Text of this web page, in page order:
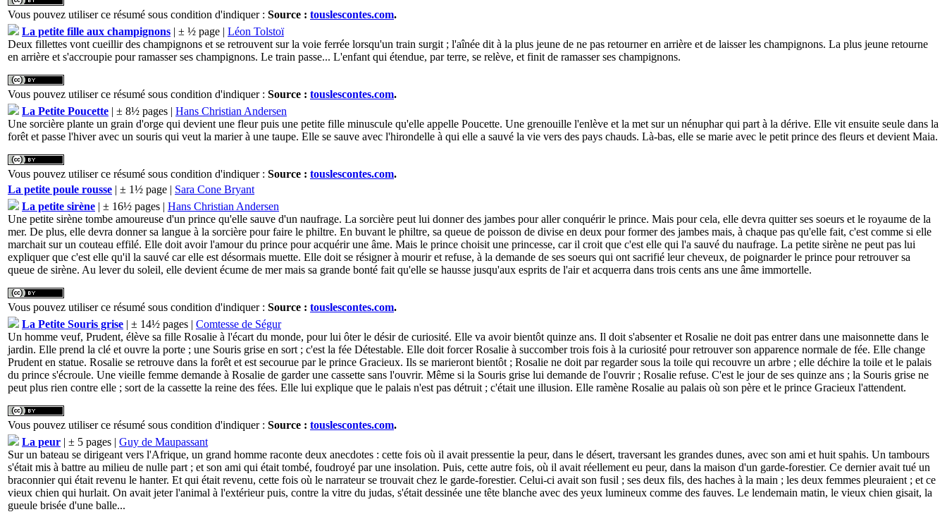
Vous pouvez utiliser ce résumé sous condition d'indiquer : Source : touslescontes.com.
La petite fille aux champignons | ± ½ page | Léon Tolstoï
Deux fillettes vont cueillir des champignons et se retrouvent sur la voie ferrée lorsqu'un train surgit ; l'aînée dit à la plus jeune de ne pas retourner en arrière et de laisser les champignons. La plus jeune retourne
en arrière et s'accroupie pour ramasser ses champignons. Le train passe... L'enfant qui étendue, par terre, se relève, et finit de ramasser ses champignons.
Vous pouvez utiliser ce résumé sous condition d'indiquer : Source : touslescontes.com.
La Petite Poucette | ± 8½ pages | Hans Christian Andersen
Une sorcière plante un grain d'orge qui devient une fleur puis une petite fille minuscule qu'elle appelle Poucette. Une grenouille l'enlève et la met sur un nénuphar qui part à la dérive. Elle vit ensuite seule dans la
forêt et passe l'hiver avec un souris qui veut la marier à une taupe. Elle se sauve avec l'hirondelle à qui elle a sauvé la vie vers des pays chauds. Là-bas, elle se marie avec le petit prince des fleurs et devient Maia.
Vous pouvez utiliser ce résumé sous condition d'indiquer : Source : touslescontes.com.
La petite poule rousse | ± 1½ page | Sara Cone Bryant
La petite sirène | ± 16½ pages | Hans Christian Andersen
Une petite sirène tombe amoureuse d'un prince qu'elle sauve d'un naufrage. La sorcière peut lui donner des jambes pour aller conquérir le prince. Mais pour cela, elle devra quitter ses soeurs et le royaume de la
mer. De plus, elle devra donner sa langue à la sorcière pour faire le philtre. En buvant le philtre, sa queue de poisson de divise en deux pour former des jambes mais, à chaque pas qu'elle fait, c'est comme si elle
marchait sur un couteau effilé. Elle doit avoir l'amour du prince pour acquérir une âme. Mais le prince choisit une princesse, car il croit que c'est elle qui l'a sauvé du naufrage. La petite sirène ne peut pas lui
expliquer que c'est elle qu'il la sauvé car elle est désormais muette. Elle doit se résigner à mourir et refuse, à la demande de ses soeurs qui ont sacrifié leur cheveux, de poignarder le prince pour retrouver sa
queue de sirène. Au lever du soleil, elle devient écume de mer mais sa grande bonté fait qu'elle se hausse jusqu'aux esprits de l'air et acquerra dans trois cents ans une âme immortelle.
Vous pouvez utiliser ce résumé sous condition d'indiquer : Source : touslescontes.com.
La Petite Souris grise | ± 14½ pages | Comtesse de Ségur
Un homme veuf, Prudent, élève sa fille Rosalie à l'écart du monde, pour lui ôter le désir de curiosité. Elle va avoir bientôt quinze ans. Il doit s'absenter et Rosalie ne doit pas entrer dans une maisonnette dans le
jardin. Elle prend la clé et ouvre la porte ; une Souris grise en sort ; c'est la fée Détestable. Elle doit forcer Rosalie à succomber trois fois à la curiosité pour retrouver son apparence normale de fée. Elle change
Prudent en statue. Rosalie se retrouve dans la forêt et est secourue par le prince Gracieux. Ils se marieront bientôt ; Rosalie ne doit par regarder sous la toile qui recouvre un arbre ; elle déchire la toile et le palais
du prince s'écroule. Une vieille femme demande à Rosalie de garder une cassette sans l'ouvrir. Même si la Souris grise lui demande de l'ouvrir ; Rosalie refuse. C'est le jour de ses quinze ans ; la Souris grise ne
peut plus rien contre elle ; sort de la cassette la reine des fées. Elle lui explique que le palais n'est pas détruit ; c'était une illusion. Elle ramène Rosalie au palais où son père et le prince Gracieux l'attendent.
Vous pouvez utiliser ce résumé sous condition d'indiquer : Source : touslescontes.com.
La peur | ± 5 pages | Guy de Maupassant
Sur un bateau se dirigeant vers l'Afrique, un grand homme raconte deux anecdotes : cette fois où il avait pressentie la peur, dans le désert, traversant les grandes dunes, avec son ami et huit spahis. Un tambours
s'était mis à battre au milieu de nulle part ; et son ami qui était tombé, foudroyé par une insolation. Puis, cette autre fois, où il avait réellement eu peur, dans la maison d'un garde-forestier. Ce dernier avait tué un
braconnier qui était revenu le hanter. Et qui était revenu, cette fois où le narrateur se trouvait chez le garde-forestier. Celui-ci avait son fusil ; ses deux fils, des haches à la main ; les deux femmes pleuraient ; et ce
vieux chien qui hurlait. On avait jeter l'animal à l'extérieur puis, contre la vitre du judas, s'était dessinée une tête blanche avec des yeux lumineux comme des fauves. Le lendemain matin, le vieux chien gisait, la
gueule brisée d'une balle...